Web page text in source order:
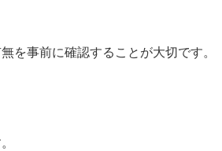
を事前に確認することが大切です。